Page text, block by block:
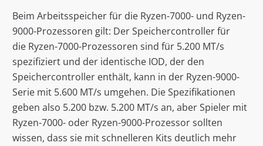
Beim Arbeitsspeicher für die Ryzen-7000- und Ryzen-
9000-Prozessoren gilt: Der Speichercontroller für
die Ryzen-7000-Prozessoren sind für 5.200 MT/s
spezifiziert und der identische IOD, der den
Speichercontroller enthält, kann in der Ryzen-9000-
Serie mit 5.600 MT/s umgehen. Die Spezifikationen
geben also 5.200 bzw. 5.200 MT/s an, aber Spieler mit
Ryzen-7000- oder Ryzen-9000-Prozessor sollten
wissen, dass sie mit schnelleren Kits deutlich mehr